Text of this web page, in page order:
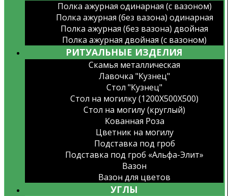
Полка ажурная одинарная (с вазоном)
Полка ажурная (без вазона) одинарная
Полка ажурная (без вазона) двойная
Полка ажурная двойная (с вазоном)
РИТУАЛЬНЫЕ ИЗДЕЛИЯ
Скамья металлическая
Лавочка "Кузнец"
Стол "Кузнец"
Стол на могилку (1200X500X500)
Стол на могилу (круглый)
Кованная Роза
Цветник на могилу
Подставка под гроб
Подставка под гроб «Альфа-Элит»
Вазон
Вазон для цветов
УГЛЫ